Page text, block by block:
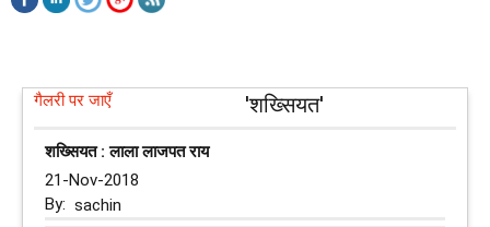
गैलरी पर जाएँ 'शख्सियत'
शख्सियत : लाला लाजपत राय
21-Nov-2018
By: sachin